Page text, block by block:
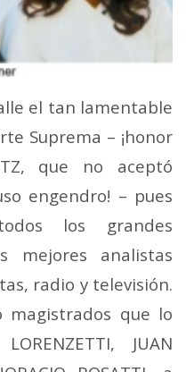
el tan lamentable
Suprema – ¡honor
que no aceptó
engendro! – pues
los grandes
mejores analistas
radio y televisión.
magistrados que lo
JUAN